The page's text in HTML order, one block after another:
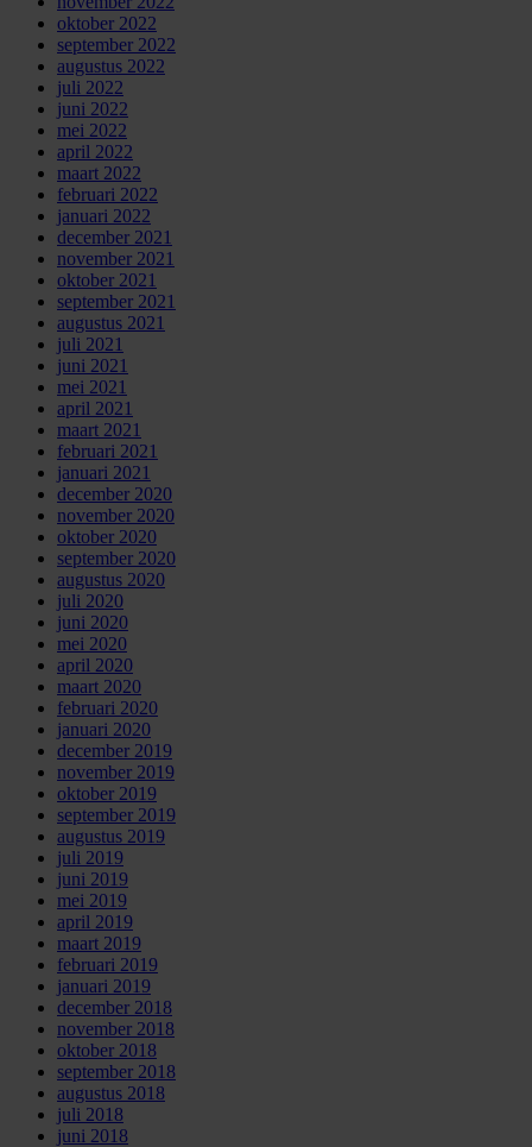
oktober 2022
september 2022
augustus 2022
juli 2022
juni 2022
mei 2022
april 2022
maart 2022
februari 2022
januari 2022
december 2021
november 2021
oktober 2021
september 2021
augustus 2021
juli 2021
juni 2021
mei 2021
april 2021
maart 2021
februari 2021
januari 2021
december 2020
november 2020
oktober 2020
september 2020
augustus 2020
juli 2020
juni 2020
mei 2020
april 2020
maart 2020
februari 2020
januari 2020
december 2019
november 2019
oktober 2019
september 2019
augustus 2019
juli 2019
juni 2019
mei 2019
april 2019
maart 2019
februari 2019
januari 2019
december 2018
november 2018
oktober 2018
september 2018
augustus 2018
juli 2018
juni 2018